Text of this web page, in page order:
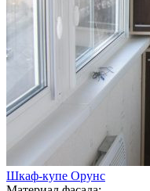
Шкаф-купе Орунс